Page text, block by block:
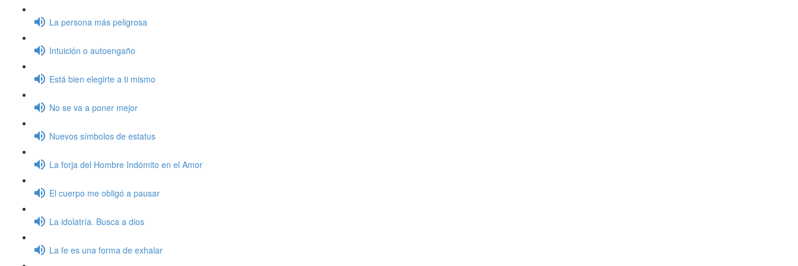
La persona más peligrosa
Intuición o autoengaño
Está bien elegirte a ti mismo
No se va a poner mejor
Nuevos símbolos de estatus
La forja del Hombre Indómito en el Amor
El cuerpo me obligó a pausar
La idolatría. Busca a dios
La fe es una forma de exhalar